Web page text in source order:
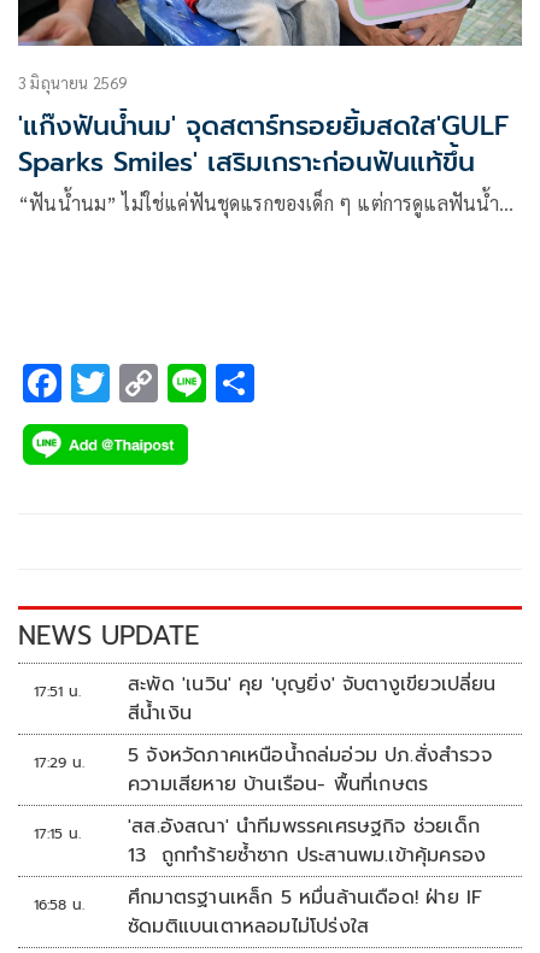
3 มิถุนายน 2569
'แก๊งฟันน้ำนม' จุดสตาร์ทรอยยิ้มสดใส'GULF
Sparks Smiles' เสริมเกราะก่อนฟันแท้ขึ้น
“ฟันน้ำนม” ไม่ใช่แค่ฟันชุดแรกของเด็ก ๆ แต่การดูแลฟันน้ำ…
F
ac
e
k
T
wi
tt
C
o
p
k
Li
NEWS UPDATE
17:51 น.
สะพัด 'เนวิน' คุย 'บุญยิ่ง' จับตางูเขียวเปลี่ยน
สีน้ำเงิน
17:29 น.
5 จังหวัดภาคเหนือน้ำถล่มอ่วม ปภ.สั่งสำรวจ
ความเสียหาย บ้านเรือน- พื้นที่เกษตร
17:15 น.
'สส.อังสณา' นำทีมพรรคเศรษฐกิจ ช่วยเด็ก
13 ถูกทำร้ายซ้ำซาก ประสานพม.เข้าคุ้มครอง
16:58 น.
ศึกมาตรฐานเหล็ก 5 หมื่นล้านเดือด! ฝ่าย IF
ซัดมติแบนเตาหลอมไม่โปร่งใส